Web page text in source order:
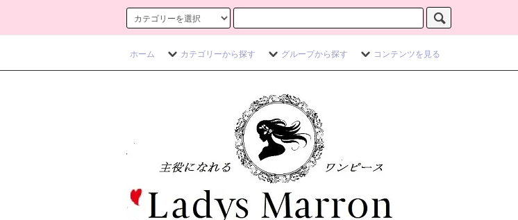
ホーム カテゴリーから探す グループから探す コンテンツを見る